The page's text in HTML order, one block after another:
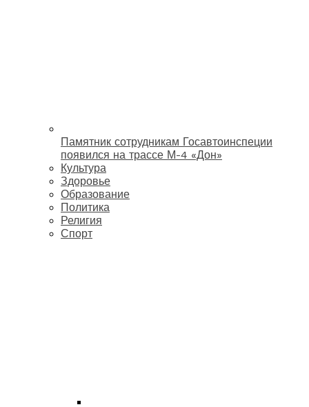
Памятник сотрудникам Госавтоинспеции
появился на трассе М-4 «Дон»
Культура
Здоровье
Образование
Политика
Религия
Спорт